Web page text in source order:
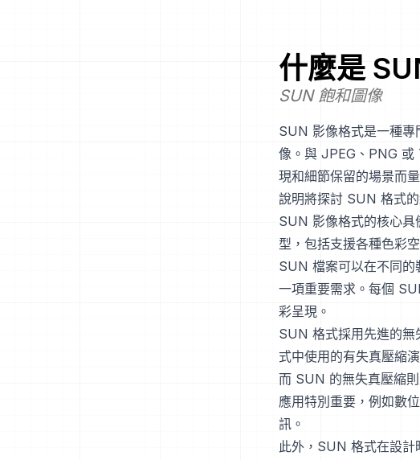
什麼是
SUN 飽和圖像
SUN 影像格式是一種專
像。與 JPEG、PNG 或
現和細節保留的場景而
說明將探討 SUN 格式
SUN 影像格式的核心具
型，包括支援各種色彩
SUN 檔案可以在不同的
一項重要需求。每個
彩呈現。
SUN 格式採用先進的無
式中使用的有失真壓縮
而 SUN 的無失真壓縮
應用特別重要，例如數
訊。
此外，SUN 格式在設計